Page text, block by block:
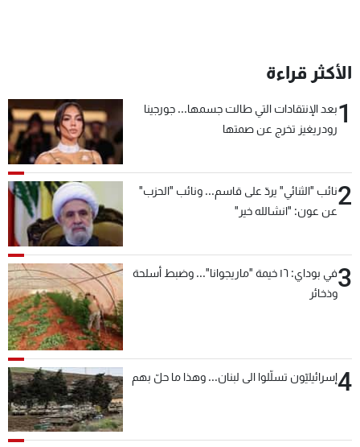
الأكثر قراءة
1بعد الإنتقادات التي طالت جسمها... جورجينا
رودريغيز تخرج عن صمتها
2نائب "الثنائي" يردّ على قاسم... ونائب "الحزب"
عن عون: "انشالله خير"
3
في بوداي: ١٦ خيمة "ماريجوانا"... وضبط أسلحة
وذخائر
4إسرائيليّون تسلّلوا الى لبنان... وهذا ما حلّ بهم